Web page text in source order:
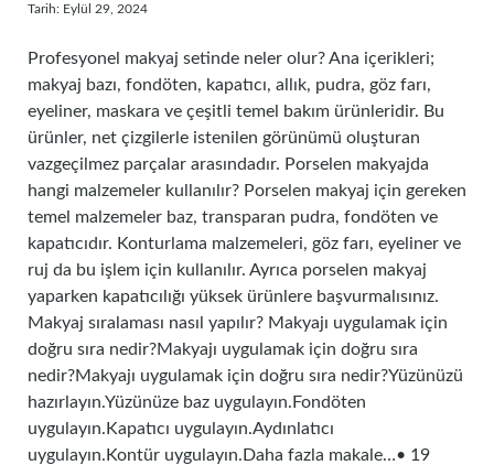
Tarih: Eylül 29, 2024
Profesyonel makyaj setinde neler olur? Ana içerikleri;
makyaj bazı, fondöten, kapatıcı, allık, pudra, göz farı,
eyeliner, maskara ve çeşitli temel bakım ürünleridir. Bu
ürünler, net çizgilerle istenilen görünümü oluşturan
vazgeçilmez parçalar arasındadır. Porselen makyajda
hangi malzemeler kullanılır? Porselen makyaj için gereken
temel malzemeler baz, transparan pudra, fondöten ve
kapatıcıdır. Konturlama malzemeleri, göz farı, eyeliner ve
ruj da bu işlem için kullanılır. Ayrıca porselen makyaj
yaparken kapatıcılığı yüksek ürünlere başvurmalısınız.
Makyaj sıralaması nasıl yapılır? Makyajı uygulamak için
doğru sıra nedir?Makyajı uygulamak için doğru sıra
nedir?Makyajı uygulamak için doğru sıra nedir?Yüzünüzü
hazırlayın.Yüzünüze baz uygulayın.Fondöten
uygulayın.Kapatıcı uygulayın.Aydınlatıcı
uygulayın.Kontür uygulayın.Daha fazla makale…• 19